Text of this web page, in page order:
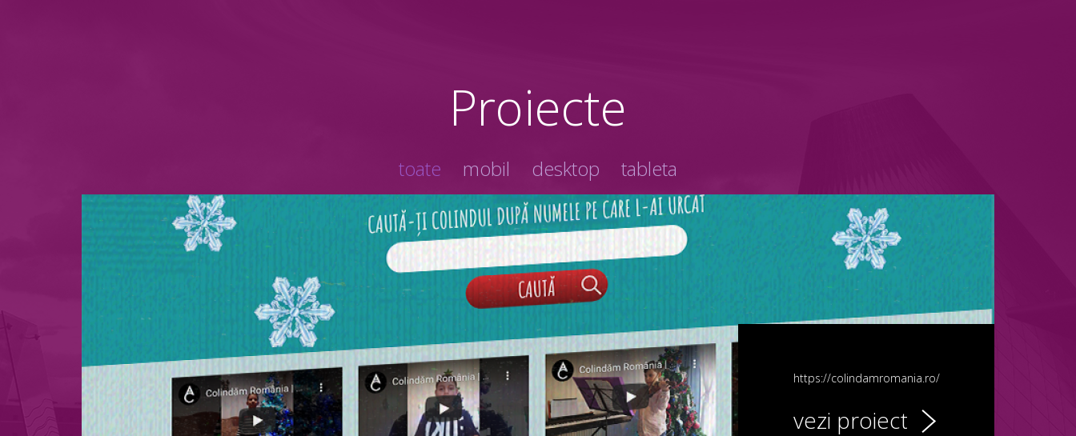
Proiecte
toate mobil desktop tableta
https://colindamromania.ro/
vezi proiect